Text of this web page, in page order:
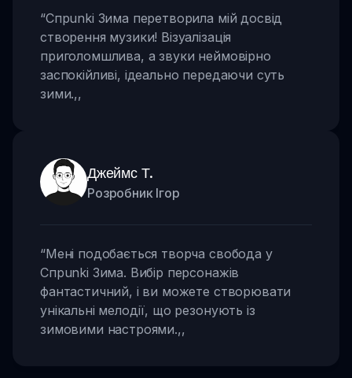
“Спрunki Зима перетворила мій досвід
створення музики! Візуалізація
приголомшлива, а звуки неймовірно
заспокійливі, ідеально передаючи суть
зими.,,
Джеймс Т.
Розробник Ігор
“Мені подобається творча свобода у
Спрunki Зима. Вибір персонажів
фантастичний, і ви можете створювати
унікальні мелодії, що резонують із
зимовими настроями.,,